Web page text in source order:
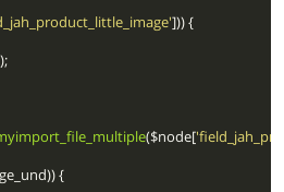
])) {
();
($node[
($field_image_und)) {